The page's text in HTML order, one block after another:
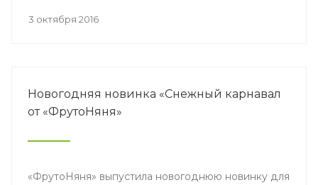
3 октября 2016
Новогодняя новинка «Снежный карнавал
от «ФрутоНяня»
«ФрутоНяня» выпустила новогоднюю новинку для